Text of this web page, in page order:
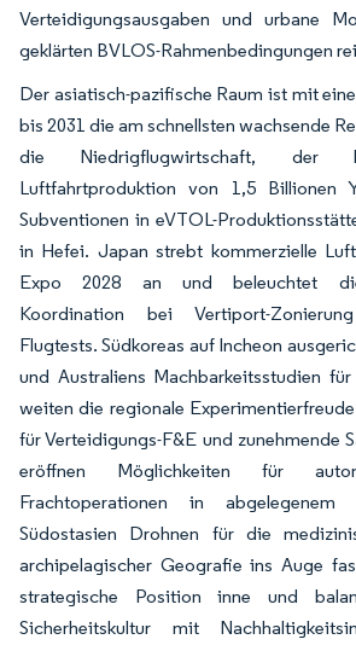
Verteidigungsausgaben und urbane
geklärten BVLOS-Rahmenbedingungen
Der asiatisch-pazifische Raum ist mit
bis 2031 die am schnellsten wachsende
die Niedrigflugwirtschaft,
Luftfahrtproduktion von 1,5 Billionen
Subventionen in eVTOL-
in Hefei. Japan strebt kommerzielle
Expo 2028 an und beleuchtet
Koordination bei Vertiport-
Flugtests. Südkoreas auf Incheon
und Australiens Machbarkeitsstudien
weiten die regionale
für Verteidigungs-F&E und zunehmende
eröffnen Möglichkeiten für
Frachtoperationen in abgelegenem
Südostasien Drohnen für die
archipelagischer Geografie ins Auge
strategische Position inne und
Sicherheitskultur mit